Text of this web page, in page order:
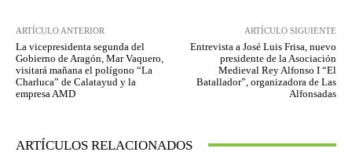
ARTÍCULO ANTERIOR
La vicepresidenta segunda del
Gobierno de Aragón, Mar Vaquero,
visitará mañana el polígono “La
Charluca” de Calatayud y la
empresa AMD
ARTÍCULO SIGUIENTE
Entrevista a José Luis Frisa, nuevo
presidente de la Asociación
Medieval Rey Alfonso I “El
Batallador”, organizadora de Las
Alfonsadas
ARTÍCULOS RELACIONADOS